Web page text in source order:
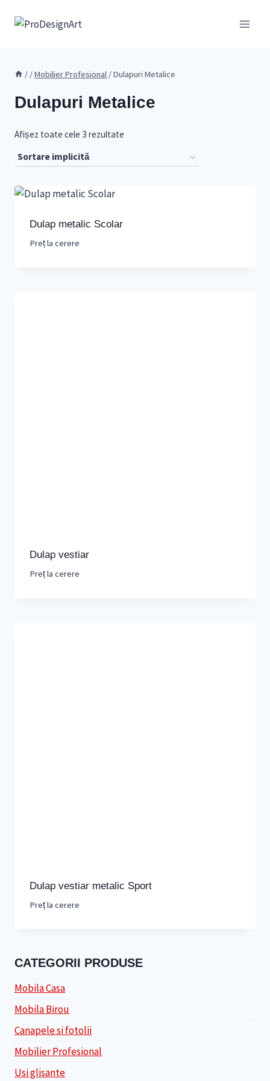
/ /Mobilier Profesional /Dulapuri Metalice
Dulapuri Metalice
Afișez toate cele 3 rezultate
Dulap metalic Scolar
Preț la cerere
Dulap vestiar
Preț la cerere
Dulap vestiar metalic Sport
Preț la cerere
CATEGORII PRODUSE
Mobila Casa
Mobila Birou
Canapele si fotolii
Mobilier Profesional
Usi glisante